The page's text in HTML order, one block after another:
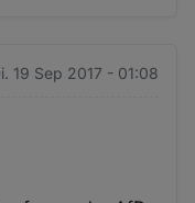
19 Sep 2017 - 01:08